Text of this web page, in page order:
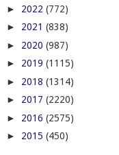
► 2022 (772)
► 2021 (838)
► 2020 (987)
► 2019 (1115)
► 2018 (1314)
► 2017 (2220)
► 2016 (2575)
► 2015 (450)